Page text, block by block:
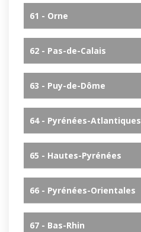
61 - Orne
62 - Pas-de-Calais
63 - Puy-de-Dôme
64 - Pyrénées-Atlantiques
65 - Hautes-Pyrénées
66 - Pyrénées-Orientales
67 - Bas-Rhin